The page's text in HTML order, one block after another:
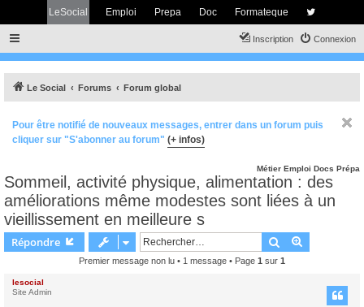
LeSocial Emploi Prepa Doc Formateque
Connexion
Inscription
Le Social Forums Forum global
Pour être notifié de nouveaux messages, entrer dans un forum puis
cliquer sur "S'abonner au forum" (+ infos)
Métier Emploi Docs Prépa
Sommeil, activité physique, alimentation : des
améliorations même modestes sont liées à un
vieillissement en meilleure s
Répondre Rechercher
Premier message non lu • 1 message • Page 1 sur 1
lesocial
Site Admin